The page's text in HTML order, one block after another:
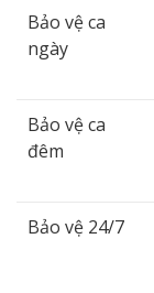
Bảo vệ ca
ngày
Bảo vệ ca
đêm
Bảo vệ 24/7